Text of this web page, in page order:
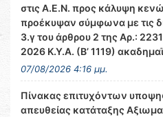
στις Α.Ε.Ν. προς κάλυψη
προέκυψαν σύμφωνα με τις
3.γ του άρθρου 2 της Αρ.:
2026 Κ.Υ.Α. (Β’ 1119)
07/08/2026 4:16 μμ.
Πίνακας επιτυχόντων
απευθείας κατάταξης